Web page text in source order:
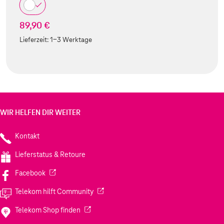
89,90 €
Lieferzeit:1-3 Werktage
WIR HELFEN DIR WEITER
Kontakt
Lieferstatus & Retoure
Facebook(Wird in einem neuen Tab geöffnet)
Telekom hilft Community(Wird in einem neuen Tab geöffnet)
Telekom Shop finden (Wird in einem neuen Tab geöffnet)